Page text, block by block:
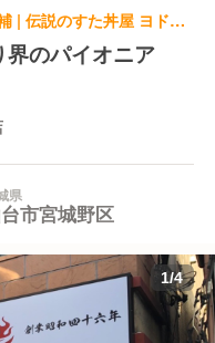
その他(料理ジャンル) | 店長・店長候補 | 伝説のすた丼屋 ヨドバシ仙台店
界のパイオニア
県
市宮城野区
1/4